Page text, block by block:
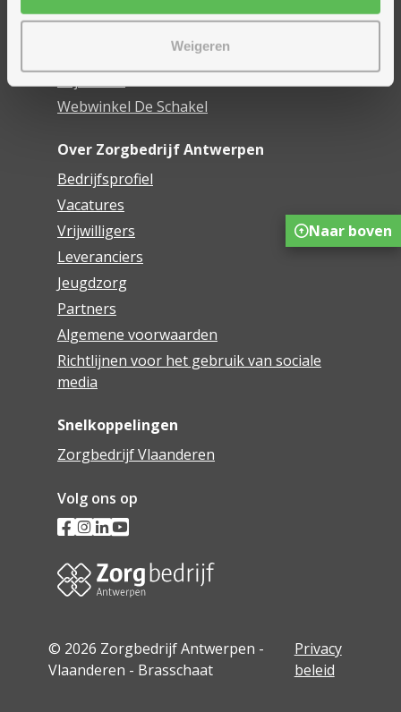
Weigeren
Onze innovaties
Webwinkel De Schakel
Over Zorgbedrijf Antwerpen
Bedrijfsprofiel
Vacatures
Vrijwilligers
Leveranciers
Jeugdzorg
Partners
Algemene voorwaarden
Richtlijnen voor het gebruik van sociale
media
Snelkoppelingen
Zorgbedrijf Vlaanderen
Volg ons op
© 2026 Zorgbedrijf Antwerpen -
Vlaanderen - Brasschaat
Privacy
beleid
Naar boven